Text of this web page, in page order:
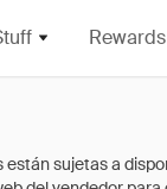
Rewards